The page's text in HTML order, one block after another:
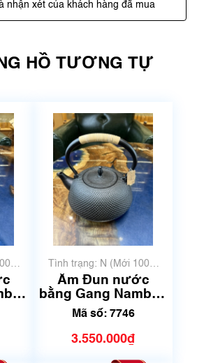
nhận xét của khách hàng đã mua
HỒ TƯƠNG TỰ
|
Tình trạng: N (Mới 100%
chưa qua sử dụng)
Ấm Đun nước
bằng Gang Nambu |
Dung tích 1.6L | Mã
Mã số: 7746
3.550.000₫